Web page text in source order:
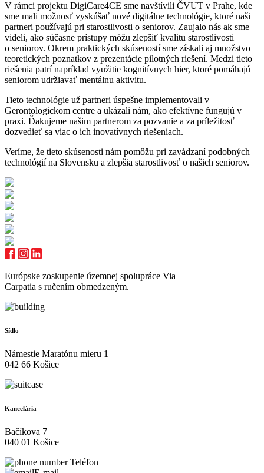
V rámci projektu DigiCare4CE sme navštívili ČVUT v Prahe, kde
sme mali možnosť vyskúšať nové digitálne technológie, ktoré naši
partneri používajú pri starostlivosti o seniorov. Zaujalo nás ak sme
videli, ako súčasne prístupy môžu zlepšiť kvalitu starostlivosti
o seniorov. Okrem praktických skúseností sme získali aj množstvo
teoretických poznatkov z prezentácie pilotných riešení. Medzi tieto
riešenia patrí napríklad využitie kognitívnych hier, ktoré pomáhajú
seniorom udržiavať mentálnu aktivitu.
Tieto technológie už partneri úspešne implementovali v
Gerontologickom centre a ukázali nám, ako efektívne fungujú v
praxi. Ďakujeme našim partnerom za pozvanie a za príležitosť
dozvedieť sa viac o ich inovatívnych riešeniach.
Veríme, že tieto skúsenosti nám pomôžu pri zavádzaní podobných
technológií na Slovensku a zlepšia starostlivosť o našich seniorov.
Európske zoskupenie územnej spolupráce Via
Carpatia s ručením obmedzeným.
Sídlo
Námestie Maratónu mieru 1
042 66 Košice
Kancelária
Bačíkova 7
040 01 Košice
Teléfon